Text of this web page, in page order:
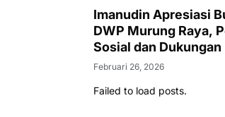
Imanudin Apresiasi
DWP Murung Raya,
Sosial dan Dukungan
Februari 26, 2026
Failed to load posts.